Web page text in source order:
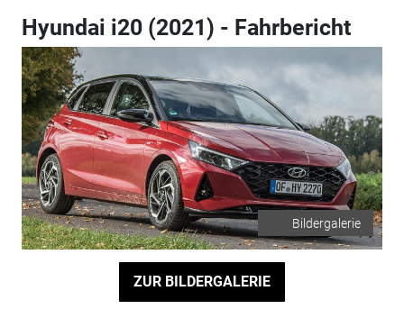
Hyundai i20 (2021) - Fahrbericht
Bildergalerie
ZUR BILDERGALERIE